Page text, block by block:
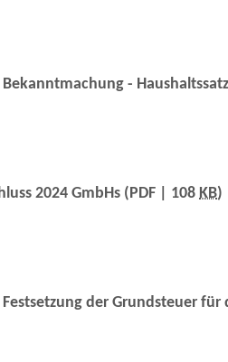
-
2024 GmbHs (PDF | 108 KB)
der Grundsteuer für